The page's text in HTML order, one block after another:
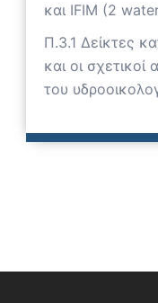
και IFIM (2
Π.3.1 Δείκτες
και οι σχετικοί
του